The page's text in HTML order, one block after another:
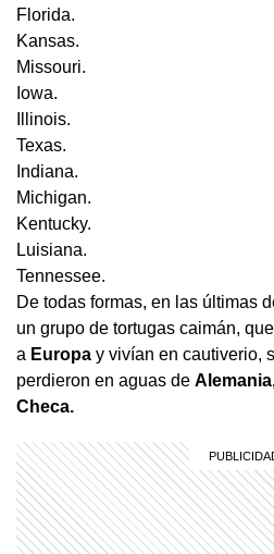
Florida.
Kansas.
Missouri.
Iowa.
Illinois.
Texas.
Indiana.
Michigan.
Kentucky.
Luisiana.
Tennessee.
De todas formas, en las últimas
un grupo de tortugas caimán,
a Europa y vivían en cautiverio,
perdieron en aguas de
Checa.